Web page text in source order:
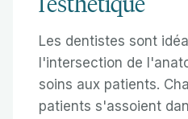
Les dentistes sont
l'intersection de
soins aux patients.
patients s'assoient